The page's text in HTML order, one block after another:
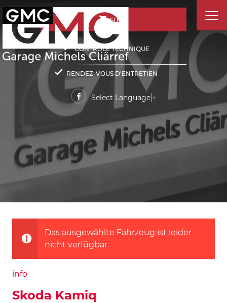
SHOP
CONTRÔLE TECHNIQUE
RENDEZ-VOUS D'ENTRETIEN
Select Language ▼
Das ausgewählte Fahrzeug ist leider
nicht verfügbar.
info
Skoda Kamiq